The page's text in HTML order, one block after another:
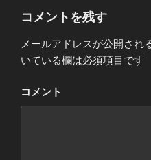
ー
コメントを残す
メールアドレスが公開され
いている欄は必須項目です
コメント